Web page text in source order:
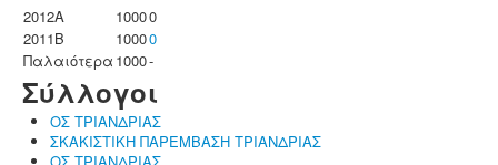
2012A
10000
2011B
10000
Παλαιότερα 1000-
Σύλλογοι
ΟΣ ΤΡΙΑΝΔΡΙΑΣ
ΣΚΑΚΙΣΤΙΚΗ ΠΑΡΕΜΒΑΣΗ ΤΡΙΑΝΔΡΙΑΣ